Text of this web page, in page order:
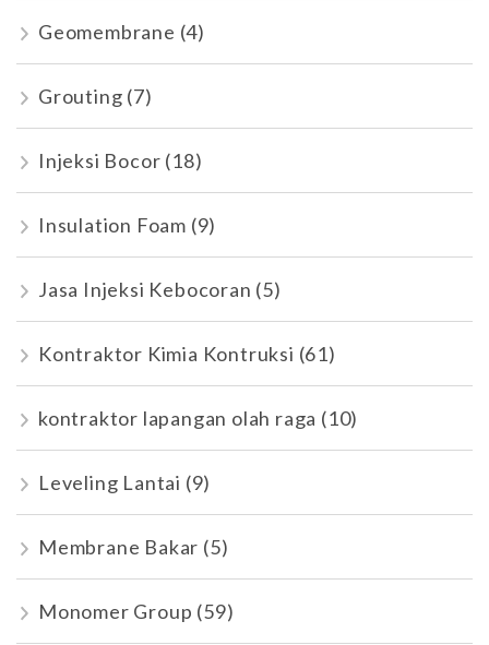
Geomembrane (4)
Grouting (7)
Injeksi Bocor (18)
Insulation Foam (9)
Jasa Injeksi Kebocoran (5)
Kontraktor Kimia Kontruksi (61)
kontraktor lapangan olah raga (10)
Leveling Lantai (9)
Membrane Bakar (5)
Monomer Group (59)